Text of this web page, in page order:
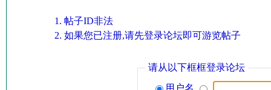
帖子ID非法
如果您已注册,请先登录论坛即可游览帖子
请从以下框框登录论坛
用户名